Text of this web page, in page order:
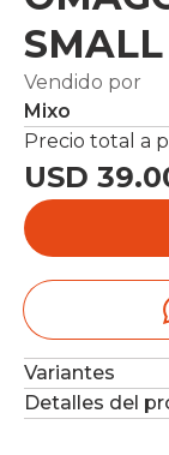
SMALL
Vendido por
Mixo
Precio total a
USD
Variantes
Detalles del